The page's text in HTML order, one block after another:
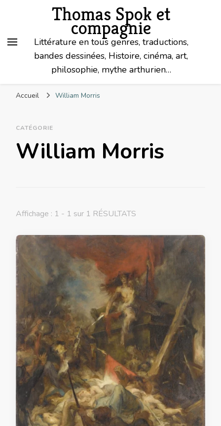
Thomas Spok et
compagnie
Littérature en tous genres, traductions,
bandes dessinées, Histoire, cinéma, art,
philosophie, mythe arthurien…
Accueil William Morris
CATÉGORIE
William Morris
Affichage : 1 - 1 sur 1 RÉSULTATS